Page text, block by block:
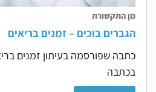
מן התקשורת
הגברים בוכים – זמנים בריאים
כתבה שפורסמה בעיתון זמנים
בכתבה